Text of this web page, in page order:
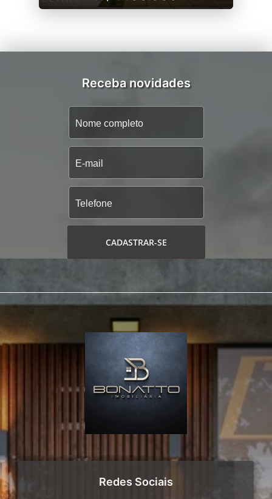
Receba novidades
CADASTRAR-SE
Redes Sociais